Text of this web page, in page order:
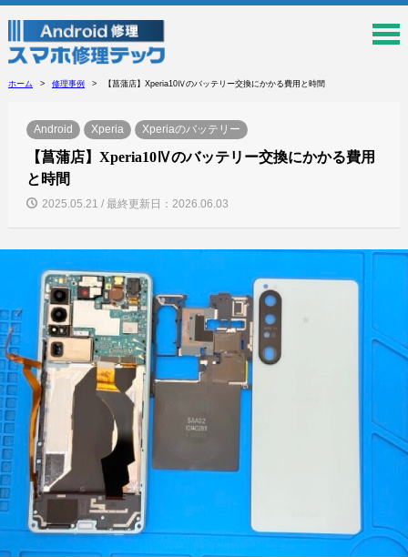
ホーム 修理事例 【菖蒲店】Xperia10Ⅳのバッテリー交換にかかる費用と時間
Android Xperia Xperiaのバッテリー
【菖蒲店】Xperia10Ⅳのバッテリー交換にかかる費用
と時間
2025.05.21 / 最終更新日：2026.06.03